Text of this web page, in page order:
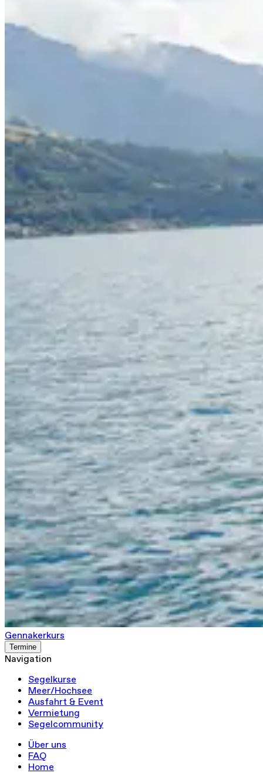
Gennakerkurs
Termine
Navigation
Segelkurse
Meer/Hochsee
Ausfahrt & Event
Vermietung
Segelcommunity
Über uns
FAQ
Home